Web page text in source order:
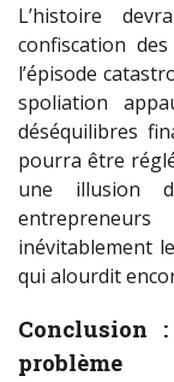
L’histoire
confiscation
l’épisode
spoliation
déséquilibres
pourra être
une illusion
inévitablement
qui alourdit
problème